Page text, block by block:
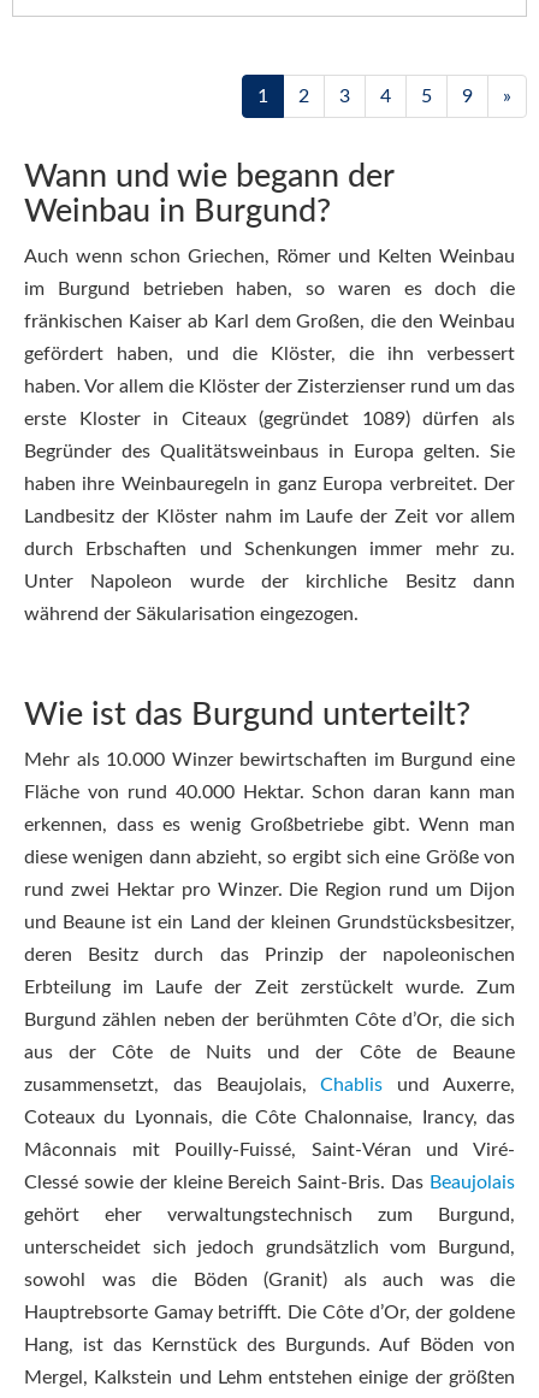
1 2 3 4 5 9 »
Wann und wie begann der
Weinbau in Burgund?
Auch wenn schon Griechen, Römer und Kelten Weinbau
im Burgund betrieben haben, so waren es doch die
fränkischen Kaiser ab Karl dem Großen, die den Weinbau
gefördert haben, und die Klöster, die ihn verbessert
haben. Vor allem die Klöster der Zisterzienser rund um das
erste Kloster in Citeaux (gegründet 1089) dürfen als
Begründer des Qualitätsweinbaus in Europa gelten. Sie
haben ihre Weinbauregeln in ganz Europa verbreitet. Der
Landbesitz der Klöster nahm im Laufe der Zeit vor allem
durch Erbschaften und Schenkungen immer mehr zu.
Unter Napoleon wurde der kirchliche Besitz dann
während der Säkularisation eingezogen.
Wie ist das Burgund unterteilt?
Mehr als 10.000 Winzer bewirtschaften im Burgund eine
Fläche von rund 40.000 Hektar. Schon daran kann man
erkennen, dass es wenig Großbetriebe gibt. Wenn man
diese wenigen dann abzieht, so ergibt sich eine Größe von
rund zwei Hektar pro Winzer. Die Region rund um Dijon
und Beaune ist ein Land der kleinen Grundstücksbesitzer,
deren Besitz durch das Prinzip der napoleonischen
Erbteilung im Laufe der Zeit zerstückelt wurde. Zum
Burgund zählen neben der berühmten Côte d’Or, die sich
aus der Côte de Nuits und der Côte de Beaune
zusammensetzt, das Beaujolais,Chablis und Auxerre,
Coteaux du Lyonnais, die Côte Chalonnaise, Irancy, das
Mâconnais mit Pouilly-Fuissé, Saint-Véran und Viré-
Clessé sowie der kleine Bereich Saint-Bris. Das Beaujolais
gehört eher verwaltungstechnisch zum Burgund,
unterscheidet sich jedoch grundsätzlich vom Burgund,
sowohl was die Böden (Granit) als auch was die
Hauptrebsorte Gamay betrifft. Die Côte d’Or, der goldene
Hang, ist das Kernstück des Burgunds. Auf Böden von
Mergel, Kalkstein und Lehm entstehen einige der größten